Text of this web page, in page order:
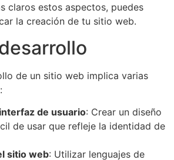
claros estos aspectos, puedes
la creación de tu sitio web.
de un sitio web implica varias
de usuario: Crear un diseño
de usar que refleje la identidad de
sitio web: Utilizar lenguajes de